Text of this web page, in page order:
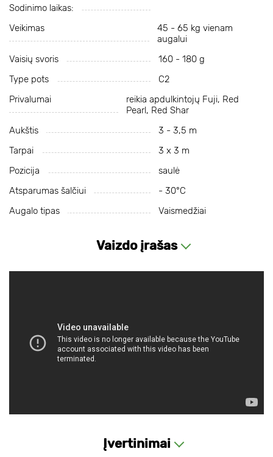
Sodinimo laikas:
Veikimas
45 - 65 kg vienam
augalui
Vaisių svoris
160 - 180 g
Type pots
С2
Privalumai
reikia apdulkintojų Fuji, Red
Pearl, Red Shar
Aukštis
3 - 3,5 m
Tarpai
3 x 3 m
Pozicija
saulė
Atsparumas šalčiui
- 30°С
Augalo tipas
Vaismedžiai
Vaizdo įrašas
Įvertinimai